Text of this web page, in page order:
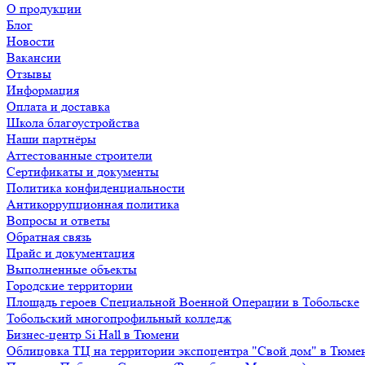
О продукции
Блог
Новости
Вакансии
Отзывы
Информация
Оплата и доставка
Школа благоустройства
Наши партнёры
Аттестованные строители
Сертификаты и документы
Политика конфиденциальности
Антикоррупционная политика
Вопросы и ответы
Обратная связь
Прайс и документация
Выполненные объекты
Городские территории
Площадь героев Специальной Военной Операции в Тобольске
Тобольский многопрофильный колледж
Бизнес-центр Si Hall в Тюмени
Облицовка ТЦ на территории экспоцентра "Свой дом" в